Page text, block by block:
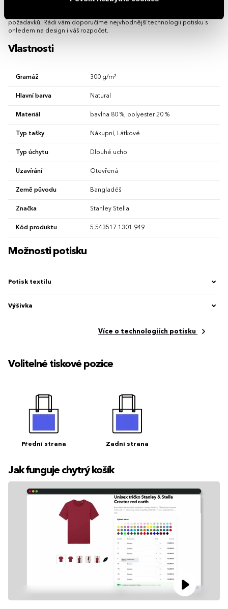
požadavků. Rádi vám doporučíme nejvhodnější technologii potisku s
ohledem na design i váš rozpočet.
Vlastnosti
Gramáž 300 g/m²
Hlavní barva Natural
Materiál bavlna 80 %, polyester 20 %
Typ tašky Nákupní, Látkové
Typ úchytu Dlouhé ucho
Uzavírání Otevřená
Země původu Bangladéš
Značka Stanley Stella
Kód produktu 5.543517.1301.949
Možnosti potisku
Potisk textilu
Výšivka
Více o technologiích potisku
Volitelné tiskové pozice
Přední strana Zadní strana
Jak funguje chytrý košík